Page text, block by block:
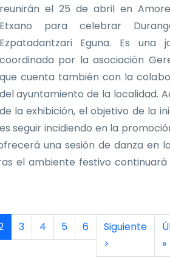
el 25 de abril en
para celebrar
Ezpatadantzari Eguna. Es una
coordinada por la asociación
que cuenta también con la
del ayuntamiento de la localidad.
de la exhibición, el objetivo de la
es seguir incidiendo en la
una sesión de danza en
el ambiente festivo
actual
Página
3 Página
4 Página
5 Página
6 Siguiente
Siguiente
>
»